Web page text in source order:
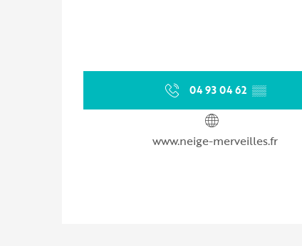
04 93 04 62 ▒▒
www.neige-merveilles.fr